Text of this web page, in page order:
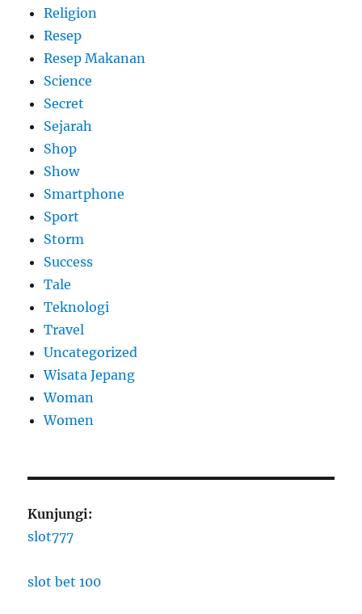
Religion
Resep
Resep Makanan
Science
Secret
Sejarah
Shop
Show
Smartphone
Sport
Storm
Success
Tale
Teknologi
Travel
Uncategorized
Wisata Jepang
Woman
Women
Kunjungi:
slot777
slot bet 100